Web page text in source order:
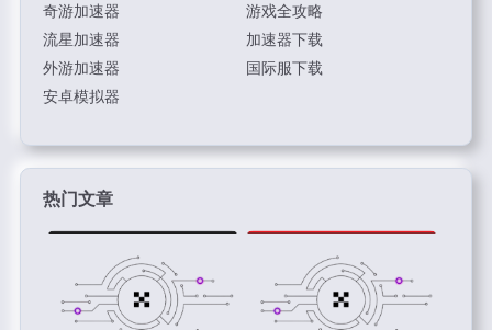
奇游加速器
游戏全攻略
流星加速器
加速器下载
外游加速器
国际服下载
安卓模拟器
热门文章